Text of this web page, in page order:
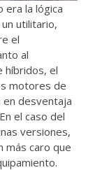
era la lógica
utilitario,
el
al
híbridos, el
motores de
en desventaja
el caso del
versiones,
más caro que